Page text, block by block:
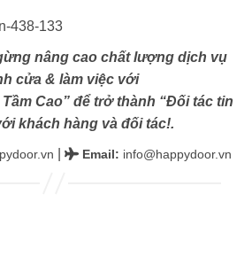
nâng cao chất lượng dịch vụ
cửa & làm việc với
Cao” để trở thành “Đối tác tin
khách hàng và đối tác!.
Email: info@happydoor.vn